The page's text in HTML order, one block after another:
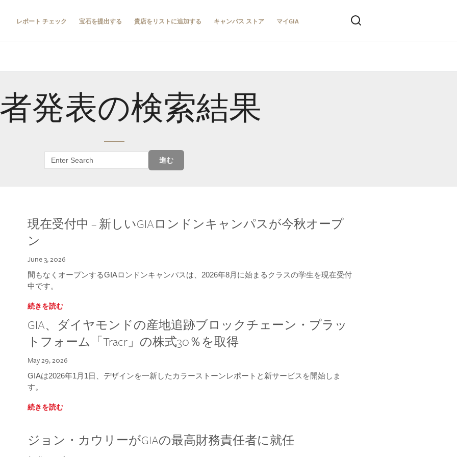
レポート チェック 宝石を提出する 貴店をリストに追加する キャンパス ストア マイGIA
発表の検索結果
進む
現在受付中 – 新しいGIAロンドンキャンパスが今秋オープ
ン
June 3, 2026
間もなくオープンするGIAロンドンキャンパスは、2026年8月に始まるクラスの学生を現在受付
中です。
続きを読む
GIA、ダイヤモンドの産地追跡ブロックチェーン・プラッ
トフォーム「Tracr」の株式30％を取得
May 29, 2026
GIAは2026年1月1日、デザインを一新したカラーストーンレポートと新サービスを開始しま
す。
続きを読む
ジョン・カウリーがGIAの最高財務責任者に就任